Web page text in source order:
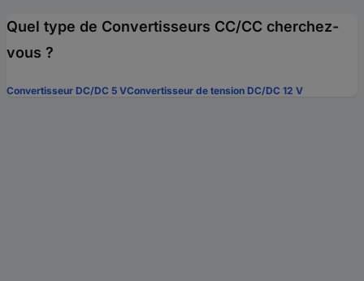
Quel type de Convertisseurs CC/CC cherchez-
vous ?
Convertisseur DC/DC 5 VConvertisseur de tension DC/DC 12 V